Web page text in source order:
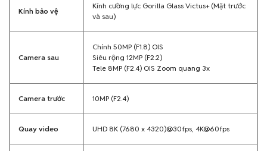
Kính bảo vệ
Kính cường lực Gorilla Glass Victus+ (Mặt trước
và sau)
Camera sau
Chính 50MP (F1.8) OIS
Siêu rộng 12MP (F2.2)
Tele 8MP (F2.4) OIS Zoom quang 3x
Camera trước 10MP (F2.4)
Quay video UHD 8K (7680 x 4320)@30fps, 4K@60fps